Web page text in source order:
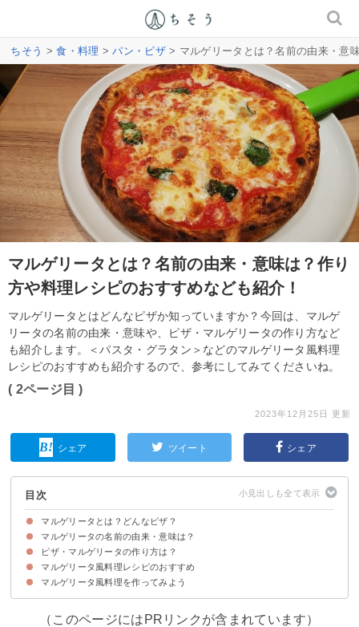
ちそう >食・料理 >パン・ピザ> マルゲリータとは？名前の由来・意
マルゲリータとは？名前の由来・意味は？作り
方や料理レシピのおすすめなども紹介！
マルゲリータとはどんなピザか知っていますか？今回は、マルゲ
リータの名前の由来・意味や、ピザ・マルゲリータの作り方など
も紹介します。＜パスタ・グラタン＞などのマルゲリータ風料理
レシピのおすすめも紹介するので、参考にしてみてくださいね。
( 2ページ目 )
2023年12月25日 更新
シェア ツイート シェア
目次
マルゲリータとは？どんなピザ？
マルゲリータの名前の由来・意味は？
説①マルゲリータ王妃
説②ピザの上のモッツァレラチーズがデイジーに似ていたから
ピザ・マルゲリータの作り方は？
材料
作り方・レシピ
マルゲリータ風料理レシピのおすすめ
①マルゲリータ風パスタ
②マルゲリータ風春巻き
③マルゲリータ風グラタン
④マルゲリータ風アヒージョ
⑤鶏肉のマルゲリータ風
マルゲリータ風料理を作ってみよう
（このページにはPRリンクが含まれています）